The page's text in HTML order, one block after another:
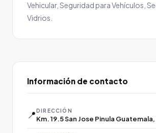
Vehicular, Seguridad para Vehículos,
Vidrios.
Información de contacto
📍DIRECCIÓN
Km. 19.5 San Jose Pinula